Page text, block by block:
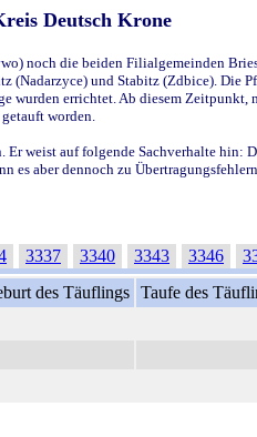
Deutsch Krone
noch die beiden Filialgemeinden
(Nadarzyce) und Stabitz (Zdbice).
errichtet. Ab diesem Zeitpunkt,
worden.
Er weist auf folgende Sachverhalte hin:
aber dennoch zu
3337 3340 3343 3346
des Täuflings Taufe des